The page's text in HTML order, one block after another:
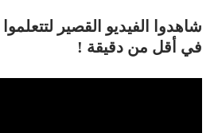
شاهدوا الفيديو القصير لتتعلموا
في أقل من دقيقة !